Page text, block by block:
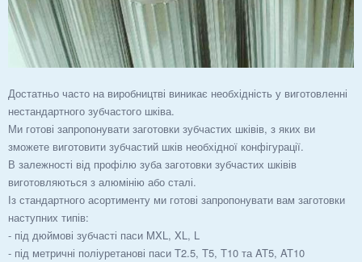
Достатньо часто на виробництві виникає необхідність у виготовленні
нестандартного зубчастого шківа.
Ми готові запропонувати заготовки зубчастих шківів, з яких ви
зможете виготовити зубчастий шків необхідної конфігурації.
В залежності від профілю зуба заготовки зубчастих шківів
виготовляються з алюмінію або сталі.
Із стандартного асортименту ми готові запропонувати вам заготовки
наступних типів:
- під дюймові зубчасті паси MXL, XL, L
- під метричні поліуретанові паси T2.5, T5, T10 та AT5, AT10